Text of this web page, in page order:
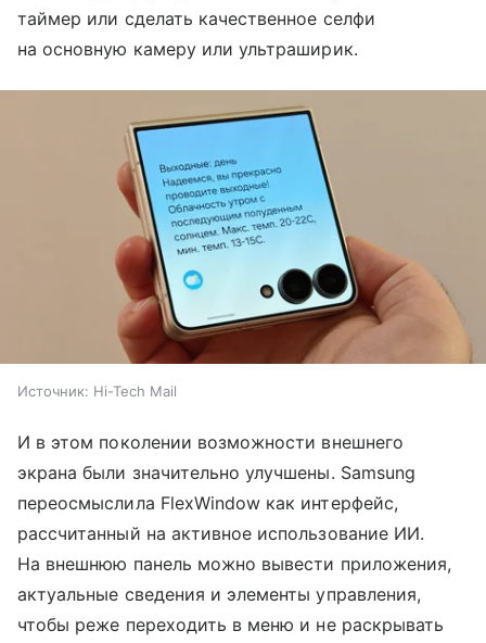
таймер или сделать качественное селфи
на основную камеру или ультраширик.
Источник: Hi-Tech Mail
И в этом поколении возможности внешнего
экрана были значительно улучшены. Samsung
переосмыслила FlexWindow как интерфейс,
рассчитанный на активное использование ИИ.
На внешнюю панель можно вывести приложения,
актуальные сведения и элементы управления,
чтобы реже переходить в меню и не раскрывать